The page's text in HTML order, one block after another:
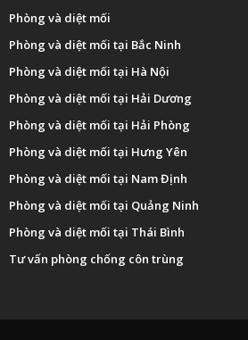
Phòng và diệt mối
Phòng và diệt mối tại Bắc Ninh
Phòng và diệt mối tại Hà Nội
Phòng và diệt mối tại Hải Dương
Phòng và diệt mối tại Hải Phòng
Phòng và diệt mối tại Hưng Yên
Phòng và diệt mối tại Nam Định
Phòng và diệt mối tại Quảng Ninh
Phòng và diệt mối tại Thái Bình
Tư vấn phòng chống côn trùng